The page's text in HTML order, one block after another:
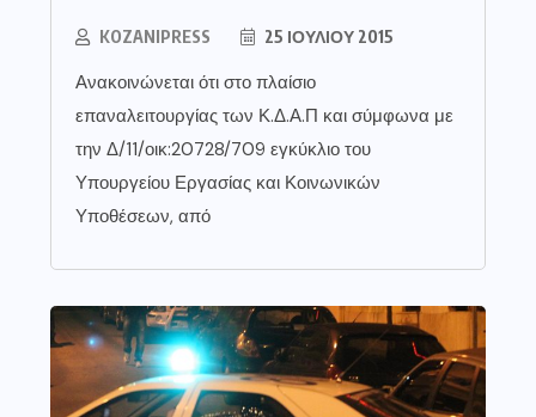
KOZANIPRESS 25 ΙΟΥΛΊΟΥ 2015
Ανακοινώνεται ότι στο πλαίσιο
επαναλειτουργίας των Κ.Δ.Α.Π και σύμφωνα με
την Δ/11/οικ:20728/709 εγκύκλιο του
Υπουργείου Εργασίας και Κοινωνικών
Υποθέσεων, από